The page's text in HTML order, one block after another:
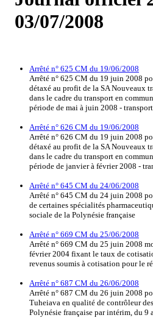
03/07/2008
Arrêté n° 625 CM du 19/06/2008
Arrêté n° 625 CM du 19 juin 2008
détaxé au profit de la SA Nouveaux
dans le cadre du transport en
période de mai à juin 2008 -
Arrêté n° 626 CM du 19/06/2008
Arrêté n° 626 CM du 19 juin 2008
détaxé au profit de la SA Nouveaux
dans le cadre du transport en
période de janvier à février 2008 -
Arrêté n° 645 CM du 24/06/2008
Arrêté n° 645 CM du 24 juin 2008
de certaines spécialités
sociale de la Polynésie française
Arrêté n° 669 CM du 25/06/2008
Arrêté n° 669 CM du 25 juin 2008
février 2004 fixant le taux de
revenus soumis à cotisation pour le
Arrêté n° 687 CM du 26/06/2008
Arrêté n° 687 CM du 26 juin 2008
Tuheiava en qualité de contrôleur
Polynésie française par intérim, du